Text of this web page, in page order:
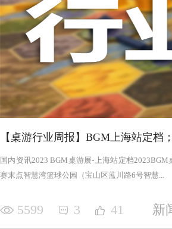
【桌游行业周报】BGM上海站定档
国内资讯2023 BGM桌游展-上海站定档
赛末点智慧湾篮球公园（宝山区蕰川路6号智慧...
5599 3 41 新